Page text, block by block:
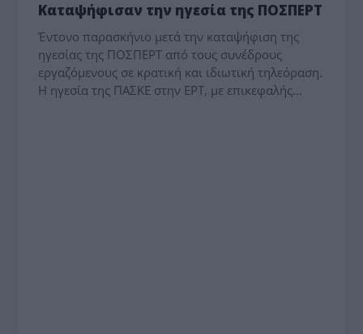
Καταψήφισαν την ηγεσία της ΠΟΣΠΕΡΤ
Έντονο παρασκήνιο μετά την καταψήφιση της
ηγεσίας της ΠΟΣΠΕΡΤ από τους συνέδρους
εργαζόμενους σε κρατική και ιδιωτική τηλεόραση.
Η ηγεσία της ΠΑΣΚΕ στην ΕΡΤ, με επικεφαλής…